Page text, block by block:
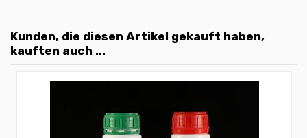
Kunden, die diesen Artikel gekauft haben,
kauften auch ...